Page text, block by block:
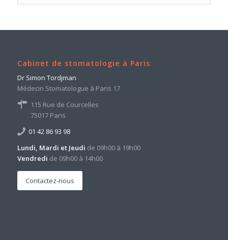
Cabinet de stomatologie à Paris
Dr Simon Tordjman
Médecin Stomatologue à Paris 17
115 Rue de Courcelles
75017 Paris
01 42 86 93 98
Lundi, Mardi et Jeudi de 09h00 à 19h00
Vendredi de 09h00 à 14h00
Contactez-nous